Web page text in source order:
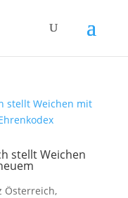
stellt Weichen
Österreich,